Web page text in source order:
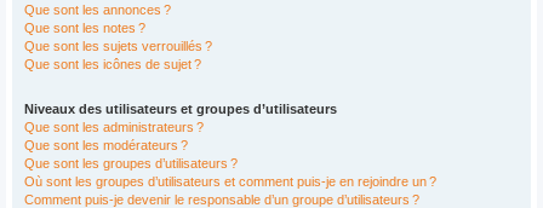
Que sont les annonces ?
Que sont les notes ?
Que sont les sujets verrouillés ?
Que sont les icônes de sujet ?
Niveaux des utilisateurs et groupes d’utilisateurs
Que sont les administrateurs ?
Que sont les modérateurs ?
Que sont les groupes d’utilisateurs ?
Où sont les groupes d’utilisateurs et comment puis-je en rejoindre un ?
Comment puis-je devenir le responsable d’un groupe d’utilisateurs ?